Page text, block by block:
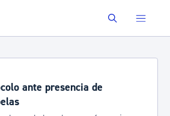
Buscar
ante presencia de